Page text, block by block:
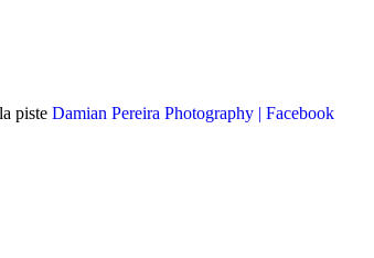
piste Damian Pereira Photography | Facebook